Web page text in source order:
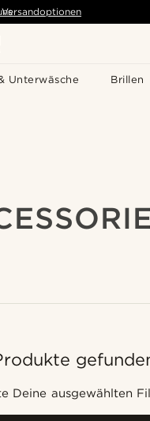
Unterwäsche Brillen
Versandoptionen
Deine ausgewählten